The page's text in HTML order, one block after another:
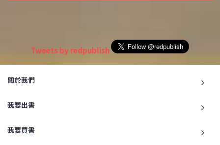
Tweets by redpublish
關於我們
我要出書
我要買書